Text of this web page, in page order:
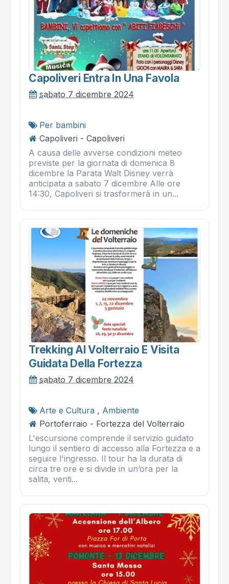
Capoliveri Entra In Una Favola
sabato 7 dicembre 2024
Per bambini
Capoliveri - Capoliveri
A causa delle avverse condizioni meteo
previste per la giornata di domenica 8
dicembre la Parata Walt Disney verrà
anticipata a sabato 7 dicembre Alle ore
14:30, Capoliveri si trasformerà in un...
Trekking Al Volterraio E Visita
Guidata Della Fortezza
sabato 7 dicembre 2024
Arte e Cultura , Ambiente
Portoferraio - Fortezza del Volterraio
L'escursione comprende il servizio guidato
lungo il sentiero di accesso alla Fortezza e a
seguire l'ingresso. Il tour ha la durata di
circa tre ore e si divide in un’ora per la
salita, venti...